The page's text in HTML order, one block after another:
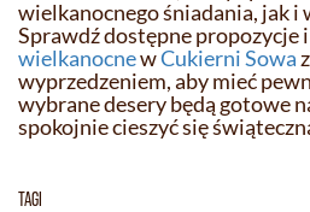
wielkanocnego śniadania, jak i
Sprawdź dostępne propozycje i
wielkanocnewCukierni Sowa
wyprzedzeniem, aby mieć
wybrane desery będą gotowe
spokojnie cieszyć się
TAGI